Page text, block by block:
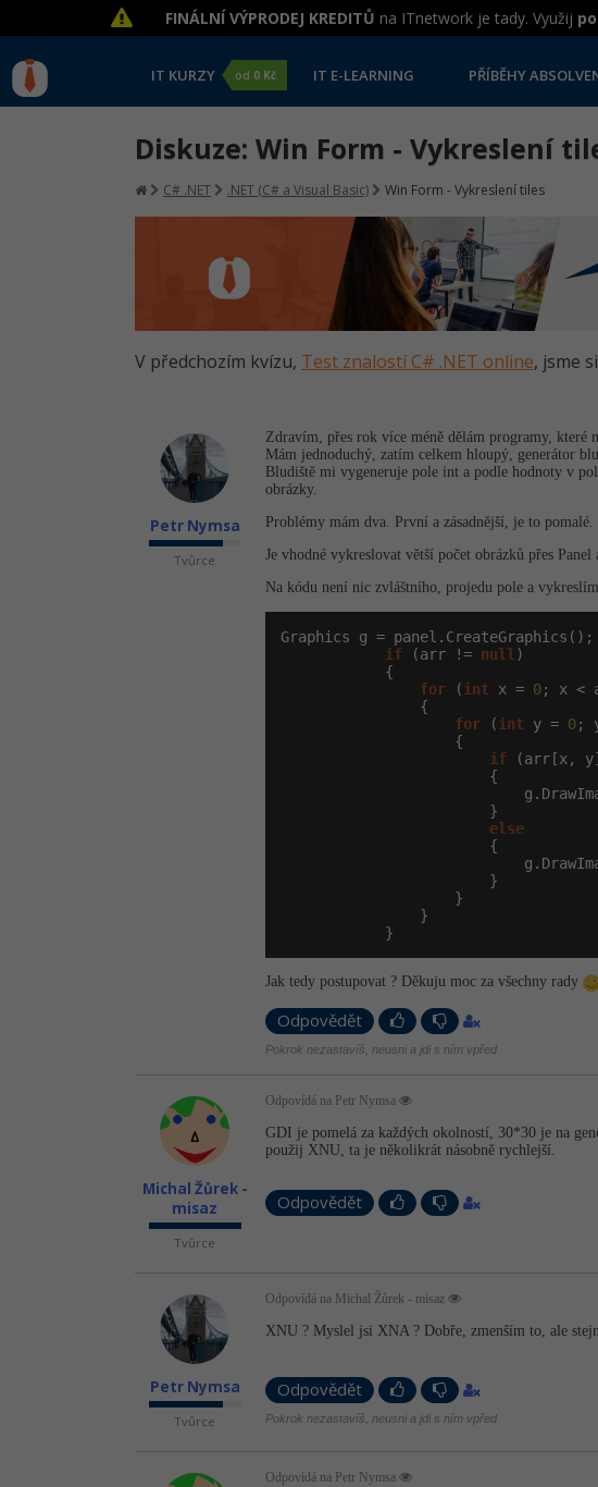
FINÁLNÍ VÝPRODEJ KREDITŮ na ITnetwork je tady. Využij
IT KURZY od 0 Kč IT E-LEARNING PŘÍBĚHY
Diskuze: Win Form - Vykreslení
C# .NET .NET (C# a Visual Basic) Win Form - Vykreslení tiles
V předchozím kvízu, Test znalostí C# .NET online, jsme
Petr Nymsa
Tvůrce
Zdravím, přes rok více méně dělám programy, které
Mám jednoduchý, zatím celkem hloupý, generátor
Bludiště mi vygeneruje pole int a podle hodnoty v
obrázky.
Problémy mám dva. První a zásadnější, je to
Je vhodné vykreslovat větší počet obrázků přes
Na kódu není nic zvláštního, projedu pole a
Graphics g = panel.CreateGraphics();
if (arr != null )
            {
for (int x = 0; x <
                {
for (int y = 0;
                    {
if (arr[x,
                        {
                        }
else
                        {
                        }
                    }
                }
            }
Jak tedy postupovat ? Děkuju moc za všechny rady
Odpovědět
Pokrok nezastavíš, neusni a jdi s ním vpřed
Michal Žůrek -
misaz
Tvůrce
Odpovídá na Petr Nymsa
GDI je pomelá za každých okolností, 30*30 je na
použij XNU, ta je několikrát násobně rychlejší.
Odpovědět
Petr Nymsa
Tvůrce
Odpovídá na Michal Žůrek - misaz
XNU ? Myslel jsi XNA ? Dobře, zmenším to, ale
Odpovědět
Pokrok nezastavíš, neusni a jdi s ním vpřed
Odpovídá na Petr Nymsa